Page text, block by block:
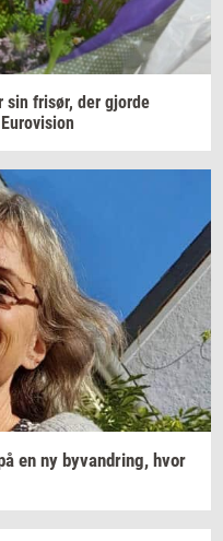
sin fri­sør, der gjor­de
Eu­ro­vi­sion
en ny byvan­dring, hvor